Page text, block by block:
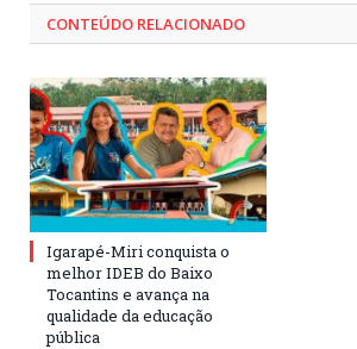
CONTEÚDO RELACIONADO
Igarapé-Miri conquista o
melhor IDEB do Baixo
Tocantins e avança na
qualidade da educação
pública